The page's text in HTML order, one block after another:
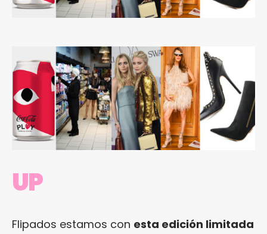
UP
Flipados estamos con esta edición limitada